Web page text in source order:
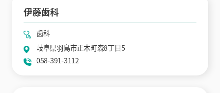
伊藤歯科
歯科
岐阜県羽島市正木町森8丁目5
058-391-3112